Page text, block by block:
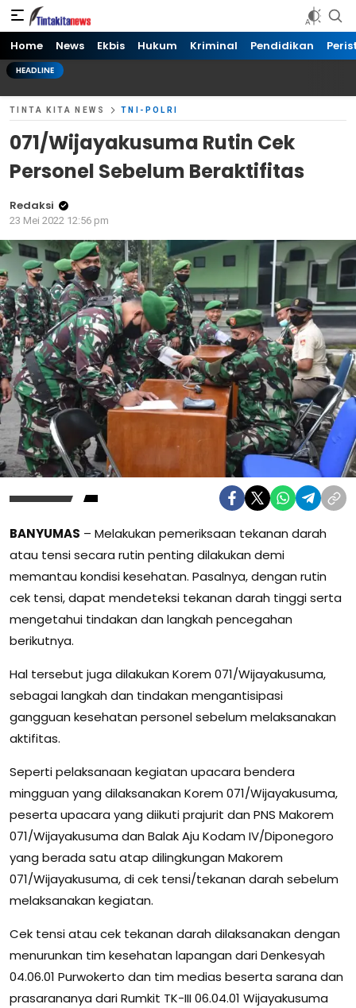
Tinta kita News
Informasi Terkini
Home News Ekbis Hukum Kriminal Pendidikan
HEADLINE
TINTA KITA NEWS TNI-POLRI
071/Wijayakusuma Rutin Cek
Personel Sebelum Beraktifitas
Redaksi
23 Mei 2022 12:56 pm
BANYUMAS – Melakukan pemeriksaan tekanan darah
atau tensi secara rutin penting dilakukan demi
memantau kondisi kesehatan. Pasalnya, dengan rutin
cek tensi, dapat mendeteksi tekanan darah tinggi serta
mengetahui tindakan dan langkah pencegahan
berikutnya.
Hal tersebut juga dilakukan Korem 071/Wijayakusuma,
sebagai langkah dan tindakan mengantisipasi
gangguan kesehatan personel sebelum melaksanakan
aktifitas.
Seperti pelaksanaan kegiatan upacara bendera
mingguan yang dilaksanakan Korem 071/Wijayakusuma,
peserta upacara yang diikuti prajurit dan PNS Makorem
071/Wijayakusuma dan Balak Aju Kodam IV/Diponegoro
yang berada satu atap dilingkungan Makorem
071/Wijayakusuma, di cek tensi/tekanan darah sebelum
melaksanakan kegiatan.
Cek tensi atau cek tekanan darah dilaksanakan dengan
menurunkan tim kesehatan lapangan dari Denkesyah
04.06.01 Purwokerto dan tim medias beserta sarana dan
prasarananya dari Rumkit TK-III 06.04.01 Wijayakusuma